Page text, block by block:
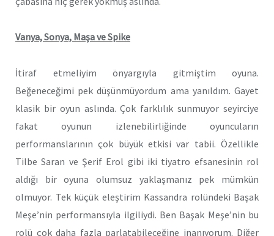
Vanya, Sonya, Maşa ve Spike
İtiraf etmeliyim önyargıyla gitmiştim oyuna.
Beğeneceğimi pek düşünmüyordum ama yanıldım. Gayet
klasik bir oyun aslında. Çok farklılık sunmuyor seyirciye
fakat oyunun izlenebilirliğinde oyuncuların
performanslarının çok büyük etkisi var tabii. Özellikle
Tilbe Saran ve Şerif Erol gibi iki tiyatro efsanesinin rol
aldığı bir oyuna olumsuz yaklaşmanız pek mümkün
olmuyor. Tek küçük eleştirim Kassandra rolündeki Başak
Meşe’nin performansıyla ilgiliydi. Ben Başak Meşe’nin bu
rolü çok daha fazla parlatabileceğine inanıyorum. Diğer